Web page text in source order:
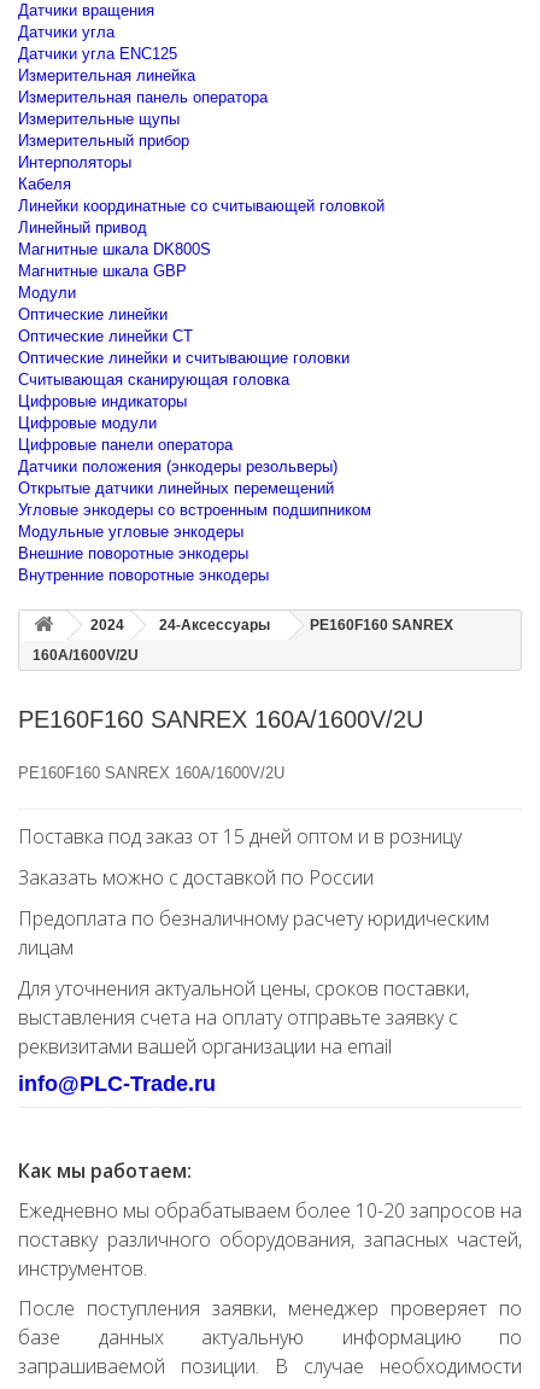
Датчики вращения
Датчики угла
Датчики угла ENC125
Измерительная линейка
Измерительная панель оператора
Измерительные щупы
Измерительный прибор
Интерполяторы
Кабеля
Линейки координатные со считывающей головкой
Линейный привод
Магнитные шкала DK800S
Магнитные шкала GBP
Модули
Оптические линейки
Оптические линейки CT
Оптические линейки и считывающие головки
Считывающая сканирующая головка
Цифровые индикаторы
Цифровые модули
Цифровые панели оператора
Датчики положения (энкодеры резольверы)
Открытые датчики линейных перемещений
Угловые энкодеры со встроенным подшипником
Модульные угловые энкодеры
Внешние поворотные энкодеры
Внутренние поворотные энкодеры
2024 24-Аксессуары
PE160F160 SANREX
160A/1600V/2U
PE160F160 SANREX 160A/1600V/2U
PE160F160 SANREX 160A/1600V/2U
Поставка под заказ от 15 дней оптом и в розницу
Заказать можно с доставкой по России
Предоплата по безналичному расчету юридическим
лицам
Для уточнения актуальной цены, сроков поставки,
выставления счета на оплату отправьте заявку с
реквизитами вашей организации на email
info@PLC-Trade.ru
Как мы работаем:
Ежедневно мы обрабатываем более 10-20 запросов на
поставку различного оборудования, запасных частей,
инструментов.
После поступления заявки, менеджер проверяет по
базе данных актуальную информацию по
запрашиваемой позиции. В случае необходимости